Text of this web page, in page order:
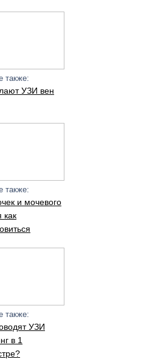
также:
УЗИ вен
также:
и мочевого
как
также:
УЗИ
в 1